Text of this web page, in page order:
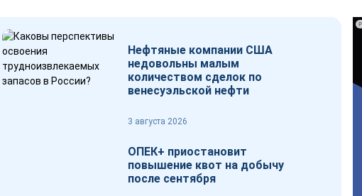
Нефтяные компании США
недовольны малым
количеством сделок по
венесуэльской нефти
3 августа 2026
ОПЕК+ приостановит
повышение квот на добычу
после сентября